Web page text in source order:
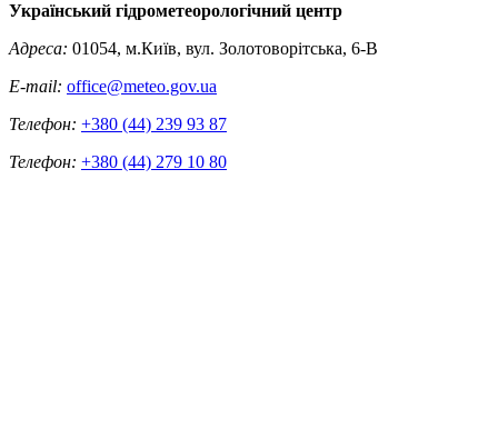
Український гідрометеорологічний центр
Адреса: 01054, м.Київ, вул. Золотоворітська, 6-В
E-mail: office@meteo.gov.ua
Телефон: +380 (44) 239 93 87
Телефон: +380 (44) 279 10 80